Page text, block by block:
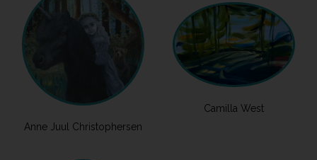
Anne Juul Christophersen
Camilla West